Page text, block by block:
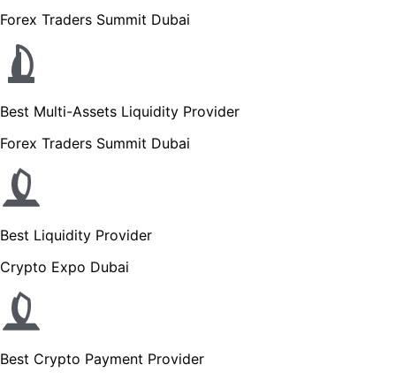
Forex Traders Summit Dubai
Best Multi-Assets Liquidity Provider
Forex Traders Summit Dubai
Best Liquidity Provider
Crypto Expo Dubai
Best Crypto Payment Provider